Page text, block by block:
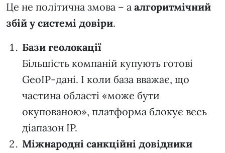
Це не політична змова – а алгоритмічний
збій у системі довіри.
Бази геолокації
Більшість компаній купують готові
GeoIP-дані. І коли база вважає, що
частина області «може бути
окупованою», платформа блокує весь
діапазон IP.
Міжнародні санкційні довідники